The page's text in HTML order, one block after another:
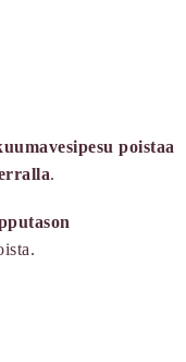
poistaa
.